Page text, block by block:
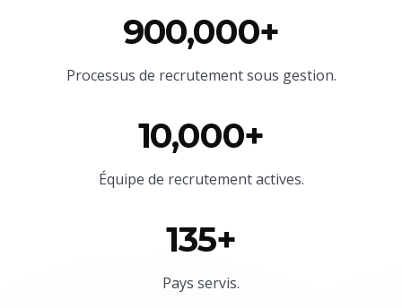
900,000+
Processus de recrutement sous gestion.
10,000+
Équipe de recrutement actives.
135+
Pays servis.